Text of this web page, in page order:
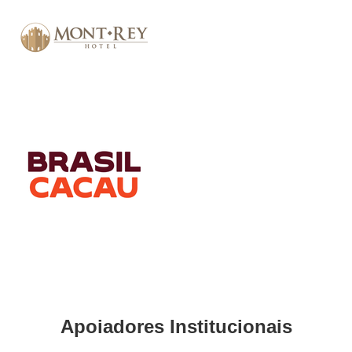
Apoiadores Institucionais